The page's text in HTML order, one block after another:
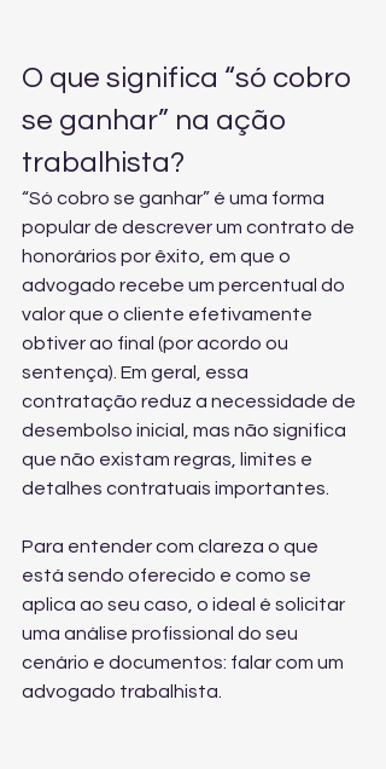
O que significa “só cobro
se ganhar” na ação
trabalhista?
“Só cobro se ganhar” é uma forma
popular de descrever um contrato de
honorários por êxito, em que o
advogado recebe um percentual do
valor que o cliente efetivamente
obtiver ao final (por acordo ou
sentença). Em geral, essa
contratação reduz a necessidade de
desembolso inicial, mas não significa
que não existam regras, limites e
detalhes contratuais importantes.
Para entender com clareza o que
está sendo oferecido e como se
aplica ao seu caso, o ideal é solicitar
uma análise profissional do seu
cenário e documentos: falar com um
advogado trabalhista